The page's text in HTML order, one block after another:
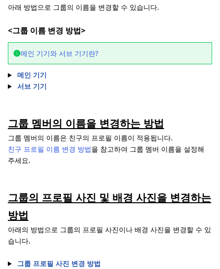
아래 방법으로 그룹의 이름을 변경할 수 있습니다.
<그룹 이름 변경 방법>
메인 기기와 서브 기기란?
메인 기기
서브 기기
그룹 멤버의 이름을 변경하는 방법
그룹 멤버의 이름은 친구의 프로필 이름이 적용됩니다.
친구 프로필 이름 변경 방법을 참고하여 그룹 멤버 이름을 설정해
주세요.
그룹의 프로필 사진 및 배경 사진을 변경하는
방법
아래의 방법으로 그룹의 프로필 사진이나 배경 사진을 변경할 수 있
습니다.
그룹 프로필 사진 변경 방법